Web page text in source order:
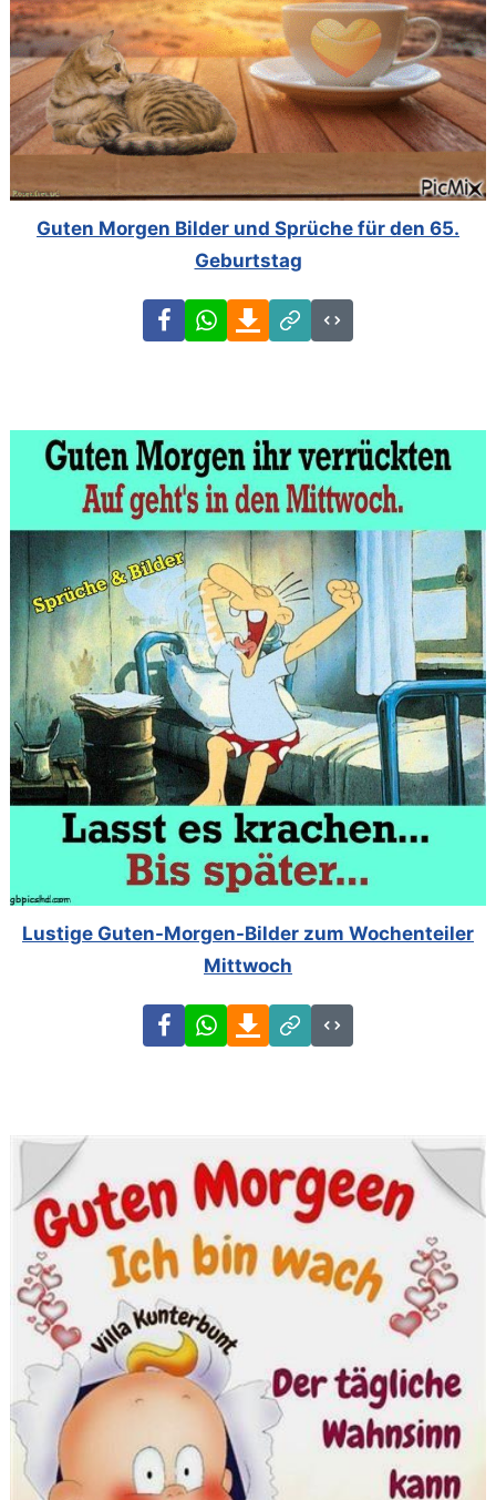
Guten Morgen Bilder und Sprüche für den 65.
Geburtstag
FacebookWhatsAppDownload
Link
Code
Lustige Guten-Morgen-Bilder zum Wochenteiler
Mittwoch
FacebookWhatsAppDownload
Link
Code